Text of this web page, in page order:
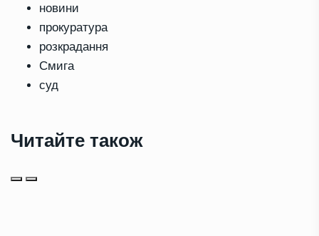
новини
прокуратура
розкрадання
Смига
суд
Читайте також